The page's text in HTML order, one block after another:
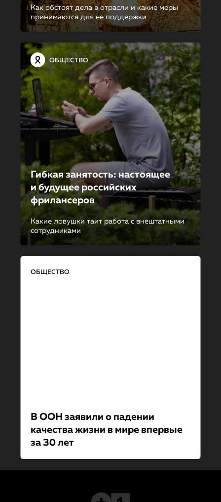
Как обстоят дела в отрасли и какие меры
принимаются для ее поддержки
ОБЩЕСТВО
Гибкая занятость: настоящее
и будущее российских
фрилансеров
Какие ловушки таит работа с внештатными
сотрудниками
ОБЩЕСТВО
В ООН заявили о падении
качества жизни в мире впервые
за 30 лет